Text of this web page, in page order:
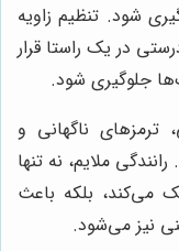
شود. تنظیم زاویه
در یک راستا قرار
جلوگیری شود.
ترمزهای ناگهانی و
ملایم، نه تنها
می‌کند، بلکه باعث
نیز می‌شود.